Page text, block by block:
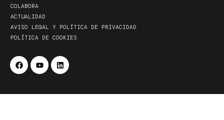
COLABORA
ACTUALIDAD
AVISO LEGAL Y POLÍTICA DE PRIVACIDAD
POLÍTICA DE COOKIES